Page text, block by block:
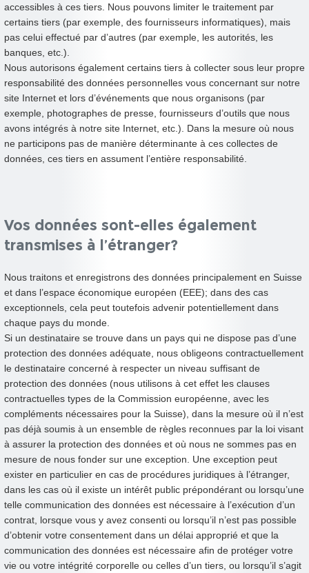
accessibles à ces tiers. Nous pouvons limiter le traitement par
certains tiers (par exemple, des fournisseurs informatiques), mais
pas celui effectué par d’autres (par exemple, les autorités, les
banques, etc.).
Nous autorisons également certains tiers à collecter sous leur propre
responsabilité des données personnelles vous concernant sur notre
site Internet et lors d’événements que nous organisons (par
exemple, photographes de presse, fournisseurs d’outils que nous
avons intégrés à notre site Internet, etc.). Dans la mesure où nous
ne participons pas de manière déterminante à ces collectes de
données, ces tiers en assument l’entière responsabilité.
Vos données sont-elles également
transmises à l’étranger?
Nous traitons et enregistrons des données principalement en Suisse
et dans l’espace économique européen (EEE); dans des cas
exceptionnels, cela peut toutefois advenir potentiellement dans
chaque pays du monde.
Si un destinataire se trouve dans un pays qui ne dispose pas d’une
protection des données adéquate, nous obligeons contractuellement
le destinataire concerné à respecter un niveau suffisant de
protection des données (nous utilisons à cet effet les clauses
contractuelles types de la Commission européenne, avec les
compléments nécessaires pour la Suisse), dans la mesure où il n’est
pas déjà soumis à un ensemble de règles reconnues par la loi visant
à assurer la protection des données et où nous ne sommes pas en
mesure de nous fonder sur une exception. Une exception peut
exister en particulier en cas de procédures juridiques à l’étranger,
dans les cas où il existe un intérêt public prépondérant ou lorsqu’une
telle communication des données est nécessaire à l’exécution d’un
contrat, lorsque vous y avez consenti ou lorsqu’il n’est pas possible
d’obtenir votre consentement dans un délai approprié et que la
communication des données est nécessaire afin de protéger votre
vie ou votre intégrité corporelle ou celles d’un tiers, ou lorsqu’il s’agit